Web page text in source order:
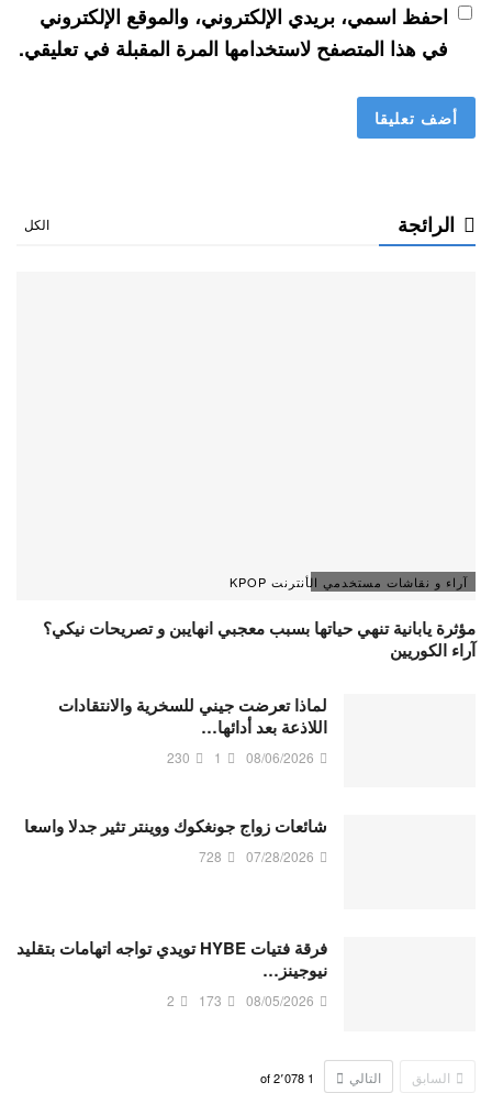
احفظ اسمي، بريدي الإلكتروني، والموقع الإلكتروني
في هذا المتصفح لاستخدامها المرة المقبلة في تعليقي.
الرائجة الكل
آراء و نقاشات مستخدمي الأنترنت KPOP
مؤثرة يابانية تنهي حياتها بسبب معجبي انهايبن و تصريحات نيكي؟
آراء الكوريين
لماذا تعرضت جيني للسخرية والانتقادات
اللاذعة بعد أدائها…
08/06/2026
1
230
شائعات زواج جونغكوك ووينتر تثير جدلا واسعا
07/28/2026
728
فرقة فتيات HYBE تويدي تواجه اتهامات بتقليد
نيوجينز…
08/05/2026
173
2
السابق التالي 1 2٬078